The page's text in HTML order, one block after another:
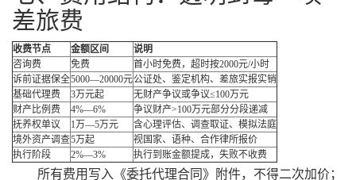
差旅费
收费节点 金额区间
说明
咨询费
免费
首小时免费，超时按2000元/小时
诉前证据保全5000—20000元公证处、鉴定机构、差旅实报实销
基础代理费
3万元起
无财产争议或争议≤100万元
财产比例费
4%—6%
争议财产>100万元部分分段递减
抚养权单议
1万—5万元
含心理评估、调查取证、模拟法庭
境外资产调查5万起
视国家、语种、合作律所报价
执行阶段
2%—3% 执行到账金额提成，失败不收费
所有费用写入《委托代理合同》附件，不得二次加价；